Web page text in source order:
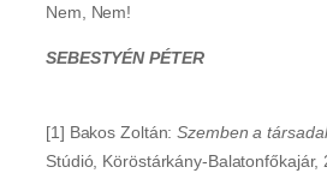
Nem, Nem!
SEBESTYÉN PÉTER
[1] Bakos Zoltán: Szemben a
Stúdió, Köröstárkány-Balatonfőkajár,